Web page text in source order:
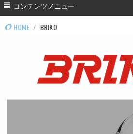
コンテンツメニュー
HOME / BRIKO